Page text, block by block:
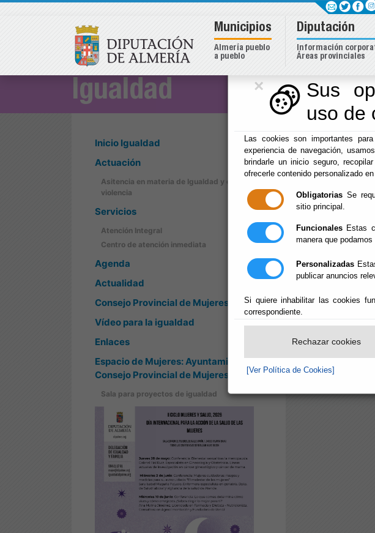
×
Sus
uso de
Las cookies son importantes
experiencia de navegación,
brindarle un inicio seguro,
ofrecerle contenido personalizado
Obligatorias Se
sitio principal.
Funcionales Estas
manera que
Personalizadas
publicar anuncios
Si quiere inhabilitar las cookies
correspondiente.
Rechazar cookies
[Ver Política de Cookies]
Igualdad
Inicio Igualdad
Actuación
Asitencia en materia de Igualdad y contra la
violencia
Servicios
Atención Integral
Centro de atención inmediata
Agenda
Actualidad
Consejo Provincial de Mujeres
Vídeo para la igualdad
Enlaces
Espacio de Mujeres: Ayuntamientos y
Consejo Provincial de Mujeres
Sala para proyectos de igualdad
Inicio -Igualdad
/
- -
[más
Municipios
Almería pueblo
a pueblo
Diputación
Información
Áreas provinciales